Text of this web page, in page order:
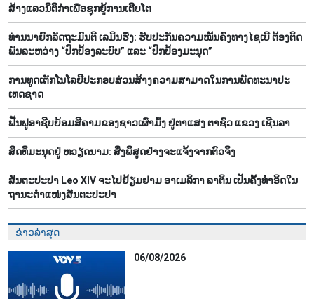
ສ້າງ​ແລວ​ນິ​ຕິ​ກຳ​ເພື່ອ​ຊຸກ​ຍູ້​ການ​ເຕີບ​ໂຕ
ທ່ານນາຍົກລັດຖະມົນຕີ ເລມິນຮຶງ: ຮັບປະກັນຄວາມໝັ້ນຄົງທາງໄຊເບີ ຕ້ອງຕິດ
ພັນລະຫວ່າງ “ປົກປ້ອງລະບົບ” ແລະ “ປົກປ້ອງມະນຸດ”
ການ​ທູດ​ເຕັກ​ໂນ​ໂລ​ຢີ​ປະ​ກອບ​ສ່ວນ​ສ້າງ​ຄວາມ​ສາ​ມາດ​ໃນ​ການ​ພັດ​ທະ​ນາ​ປະ​
ເທດ​ຊາດ
ຟື້​ນ​ຟູ​ອາ​ຊີບ​ຍ້ອມ​ສີ​ຄາມຂອງ​ຊາວ​ເຜົ່າ​ມົ້ງ​ ຢູ່​ຕາ​ແສງ ຕາ​ຊົວ ແຂວງ ເຊີນ​ລາ
ສິດ​ທິ​ມະ​ນຸດ​ຢູ່ ຫວຽດ​ນາມ: ສິ່ງ​ພິ​ສູດ​ຢ່າງ​ຈະ​ແຈ້ງ​ຈາກ​ຕົວ​ຈິງ
ສັນຕະປະປາ Leo XIV ຈະໄປຢ້ຽມຢາມ ອາເມລິກາ ລາຕິນ ເປັນຄັ້ງທຳອິດໃນ
ຖານະຕຳແໜ່ງສັນຕະປະປາ
ຂ່າວລ່າສຸດ
06/08/2026